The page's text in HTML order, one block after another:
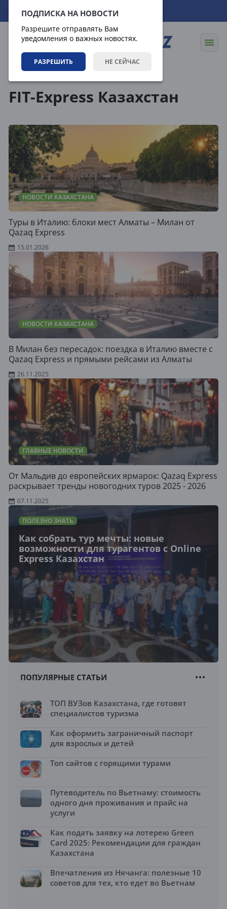
ПОДПИСКА НА НОВОСТИ
Разрешите отправлять Вам
уведомления о важных новостях.
РАЗРЕШИТЬ НЕ СЕЙЧАС
07.08.2026 00:53:34
FIT-Express Казахстан
НОВОСТИ КАЗАХСТАНА
Туры в Италию: блоки мест Алматы – Милан от
Qazaq Express
15.01.2026
НОВОСТИ КАЗАХСТАНА
В Милан без пересадок: поездка в Италию вместе с
Qazaq Express и прямыми рейсами из Алматы
26.11.2025
ГЛАВНЫЕ НОВОСТИ
От Мальдив до европейских ярмарок: Qazaq Express
раскрывает тренды новогодних туров 2025 - 2026
07.11.2025
ПОЛЕЗНО ЗНАТЬ
Как собрать тур мечты: новые
возможности для турагентов с Online
Express Казахстан
ПОПУЛЯРНЫЕ СТАТЬИ
ТОП ВУЗов Казахстана, где готовят
специалистов туризма
Как оформить заграничный паспорт
для взрослых и детей
Топ сайтов с горящими турами
Путеводитель по Вьетнаму: стоимость
одного дня проживания и прайс на
услуги
Как подать заявку на лотерею Green
Card 2025: Рекомендации для граждан
Казахстана
Впечатления из Нячанга: полезные 10
советов для тех, кто едет во Вьетнам